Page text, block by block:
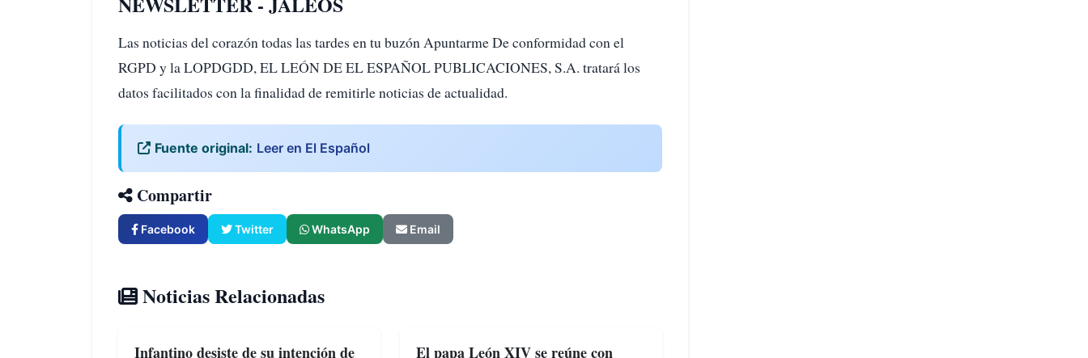
Las noticias del corazón todas las tardes en tu buzón Apuntarme De conformidad con el
RGPD y la LOPDGDD, EL LEÓN DE EL ESPAÑOL PUBLICACIONES, S.A. tratará los
datos facilitados con la finalidad de remitirle noticias de actualidad.
Fuente original: Leer en El Español
Compartir
Facebook Twitter WhatsApp Email
Noticias Relacionadas
Infantino desiste de su intención de El papa León XIV se reúne con